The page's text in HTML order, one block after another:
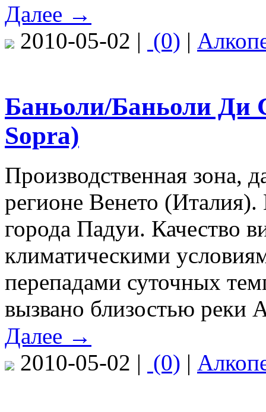
Далее →
2010-05-02 | (0) |
Баньоли/Баньоли Ди
Sopra)
Производственная зона,
регионе Венето
города Падуи. Качество
климатическими
перепадами суточных
вызвано близостью реки
Далее →
2010-05-02 | (0) |